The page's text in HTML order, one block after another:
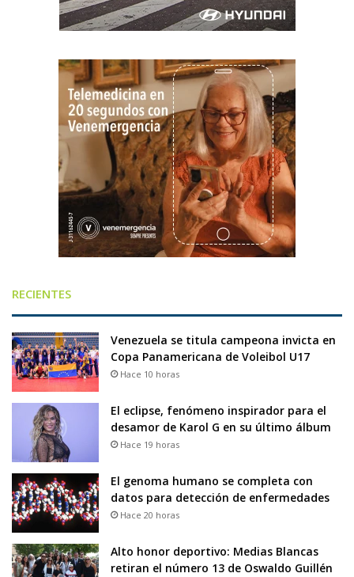
RECIENTES
Venezuela se titula campeona invicta en
Copa Panamericana de Voleibol U17
Hace 10 horas
El eclipse, fenómeno inspirador para el
desamor de Karol G en su último álbum
Hace 19 horas
El genoma humano se completa con
datos para detección de enfermedades
Hace 20 horas
Alto honor deportivo: Medias Blancas
retiran el número 13 de Oswaldo Guillén